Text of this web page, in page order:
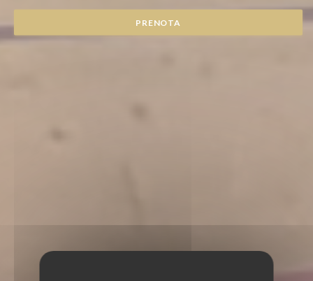
PRENOTA